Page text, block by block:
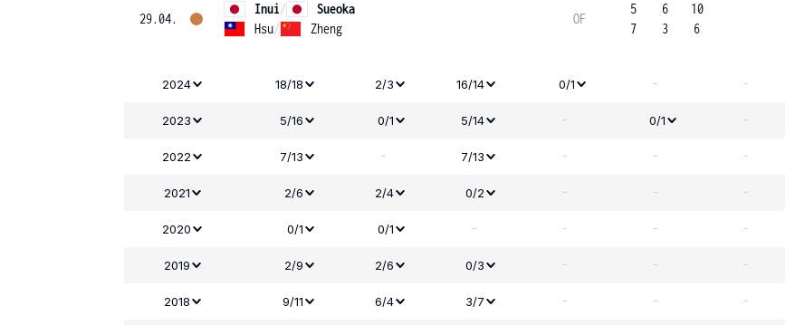
29.04.
Inui/
Sueoka
Hsu/ Zheng
OF
5
7
6
3
10
6
2024 18/18 2/3 16/14 0/1 - -
2023 5/16 0/1 5/14 - 0/1 -
2022 7/13 - 7/13 - - -
2021 2/6 2/4 0/2 - - -
2020 0/1 0/1 - - - -
2019 2/9 2/6 0/3 - - -
2018 9/11 6/4 3/7 - - -